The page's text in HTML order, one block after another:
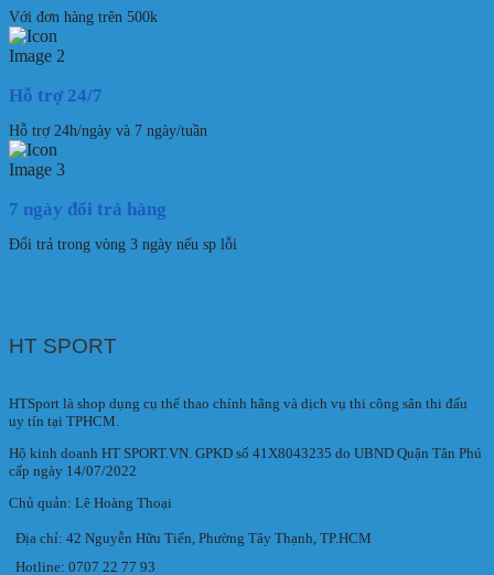
Với đơn hàng trên 500k
Hỗ trợ 24/7
Hỗ trợ 24h/ngày và 7 ngày/tuần
7 ngày đổi trả hàng
Đổi trả trong vòng 3 ngày nếu sp lỗi
HT SPORT
HTSport là shop dụng cụ thể thao chính hãng và dịch vụ thi công sân thi đấu
uy tín tại TPHCM.
Hộ kinh doanh HT SPORT.VN. GPKD số 41X8043235 do UBND Quận Tân Phú
cấp ngày 14/07/2022
Chủ quản: Lê Hoàng Thoại
Địa chỉ: 42 Nguyễn Hữu Tiến, Phường Tây Thạnh, TP.HCM
Hotline: 0707 22 77 93